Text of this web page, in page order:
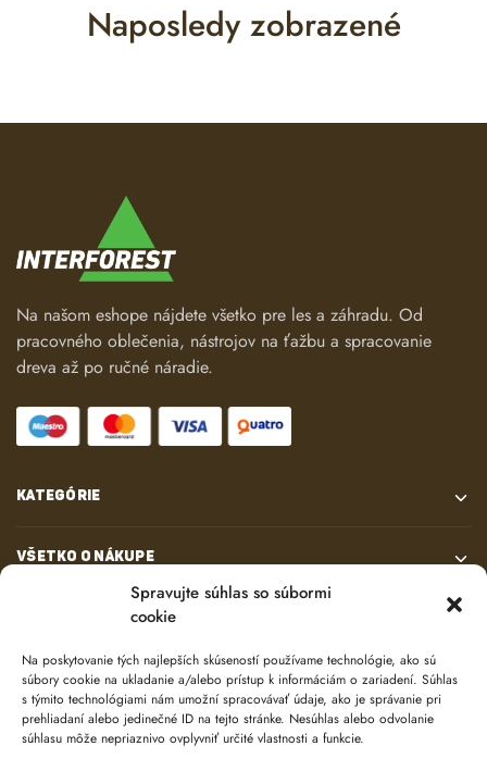
Spravujte súhlas so súbormi
cookie
Na poskytovanie tých najlepších skúseností používame technológie, ako sú
súbory cookie na ukladanie a/alebo prístup k informáciám o zariadení. Súhlas
s týmito technológiami nám umožní spracovávať údaje, ako je správanie pri
prehliadaní alebo jedinečné ID na tejto stránke. Nesúhlas alebo odvolanie
súhlasu môže nepriaznivo ovplyvniť určité vlastnosti a funkcie.
Naposledy zobrazené
Na našom eshope nájdete všetko pre les a záhradu. Od
pracovného oblečenia, nástrojov na ťažbu a spracovanie
dreva až po ručné náradie.
KATEGÓRIE
VŠETKO O NÁKUPE